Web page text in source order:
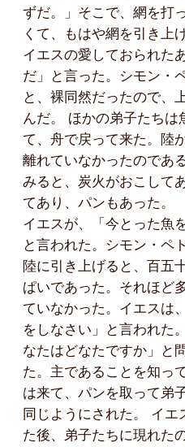
ずだ。」そこで、網を打
くて、もはや網を引き上
イエスの愛しておられた
だ」と言った。シモン・
と、裸同然だったので、
んだ。 ほかの弟子たちは
て、舟で戻って来た。陸
離れていなかったのであ
みると、炭火がおこして
てあり、パンもあった。
イエスが、「今とった魚
と言われた。シモン・ペ
陸に引き上げると、百五
ぱいであった。それほど
ていなかった。イエスは
をしなさい」と言われた
なたはどなたですか」と
た。主であることを知っ
は来て、パンを取って弟
同じようにされた。 イエ
た後、弟子たちに現れた